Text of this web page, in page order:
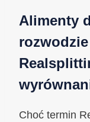
Alimenty
Choć termin